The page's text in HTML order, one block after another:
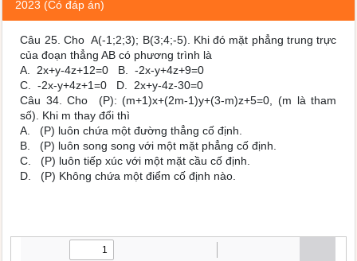
2023 (Có đáp án)
Câu 25. Cho A(-1;2;3); B(3;4;-5). Khi đó mặt phẳng trung trực
của đoạn thẳng AB có phương trình là
A. 2x+y-4z+12=0 B. -2x-y+4z+9=0
C. -2x-y+4z+1=0 D. 2x+y-4z-30=0
Câu 34. Cho (P): (m+1)x+(2m-1)y+(3-m)z+5=0, (m là tham
số). Khi m thay đổi thì
A. (P) luôn chứa một đường thẳng cố định.
B. (P) luôn song song với một mặt phẳng cố định.
C. (P) luôn tiếp xúc với một mặt cầu cố định.
D. (P) Không chứa một điểm cố định nào.